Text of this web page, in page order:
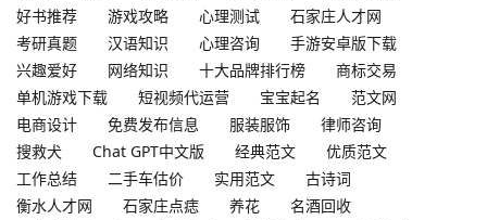
好书推荐
游戏攻略 心理测试
石家庄人才网
考研真题
汉语知识 心理咨询
手游安卓版下载
兴趣爱好
网络知识 十大品牌排行榜
商标交易
单机游戏下载
短视频代运营 宝宝起名
范文网
电商设计
免费发布信息 服装服饰
律师咨询
搜救犬
Chat GPT中文版 经典范文
优质范文
工作总结
二手车估价 实用范文
古诗词
衡水人才网
石家庄点痣 养花
名酒回收